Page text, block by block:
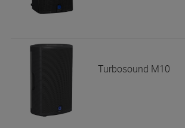
Turbosound M10